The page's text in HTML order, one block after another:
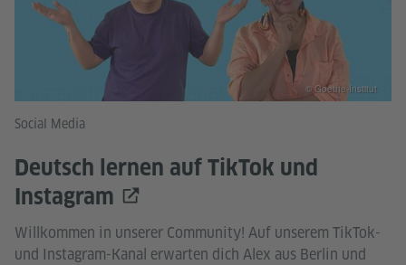
Social Media
Deutsch lernen auf TikTok und
Instagram
Willkommen in unserer Community! Auf unserem TikTok-
und Instagram-Kanal erwarten dich Alex aus Berlin und
© Goethe-Institut